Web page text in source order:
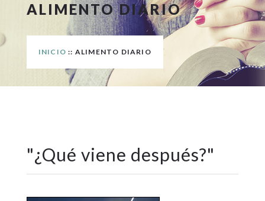
ALIMENTO DIARIO
INICIO :: ALIMENTO DIARIO
"¿Qué viene después?"